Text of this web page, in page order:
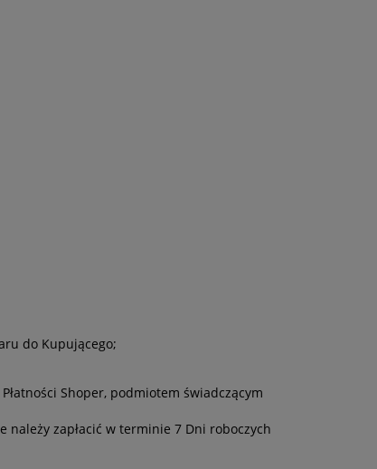
do Kupującego;
Shoper, podmiotem świadczącym
należy zapłacić w terminie 7 Dni roboczych